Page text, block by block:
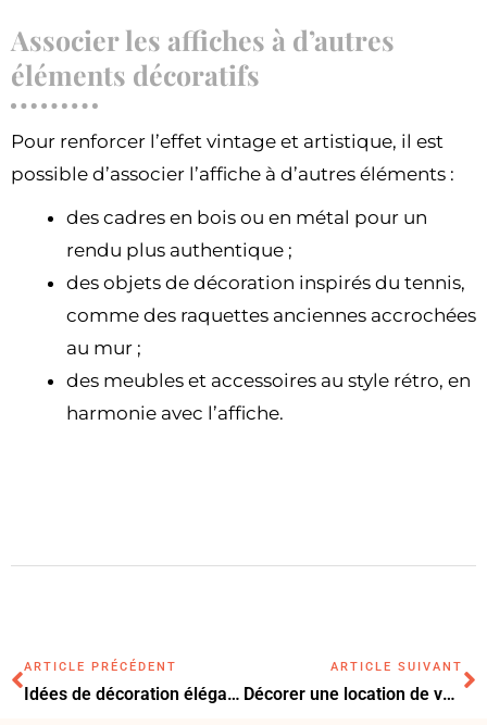
Associer les affiches à d’autres
éléments décoratifs
Pour renforcer l’effet vintage et artistique, il est
possible d’associer l’affiche à d’autres éléments :
des cadres en bois ou en métal pour un
rendu plus authentique ;
des objets de décoration inspirés du tennis,
comme des raquettes anciennes accrochées
au mur ;
des meubles et accessoires au style rétro, en
harmonie avec l’affiche.
ARTICLE PRÉCÉDENT
Idées de décoration élégantes pour sublimer votre intérieur
ARTICLE SUIVANT
Décorer une location de vacances à Oran : guide & conseils